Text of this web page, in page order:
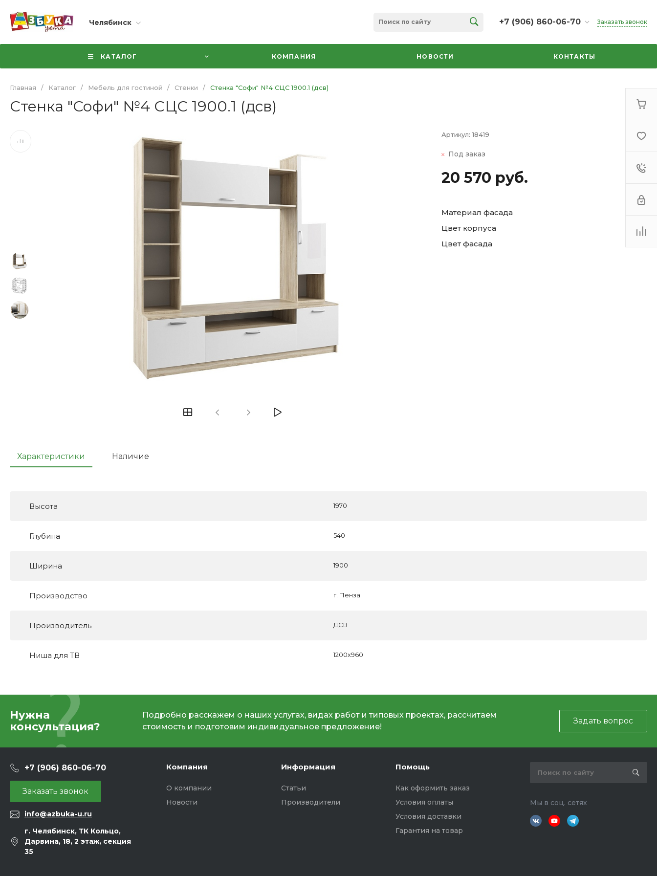
Челябинск +7 (906) 860-06-70
+7 (906) 860-06-70
г. Челябинск, ТК Кольцо,
секция 35
Заказать звонок
КАТАЛОГ КОМПАНИЯ НОВОСТИ КОНТАКТЫ
Главная / Каталог / Мебель для гостиной / Стенки / Стенка "Софи" №4 СЦС 1900.1 (дсв)
Стенка "Софи" №4 СЦС 1900.1 (дсв)
Артикул:18419
Под заказ
20 570 руб.
Материал фасада
Цвет корпуса
Цвет фасада
Характеристики Наличие
Высота 1970
Глубина 540
Ширина 1900
Производство г. Пенза
Производитель ДСВ
Ниша для ТВ 1200х960
Нужна
консультация?
Подробно расскажем о наших услугах, видах работ и типовых проектах, рассчитаем
стоимость и подготовим индивидуальное предложение!
Задать вопрос
+7 (906) 860-06-70
Заказать звонок
info@azbuka-u.ru
г. Челябинск, ТК Кольцо,
Дарвина, 18, 2 этаж, секция
35
Компания
О компании
Новости
Информация
Статьи
Производители
Помощь
Как оформить заказ
Условия оплаты
Условия доставки
Гарантия на товар
Мы в соц. сетях